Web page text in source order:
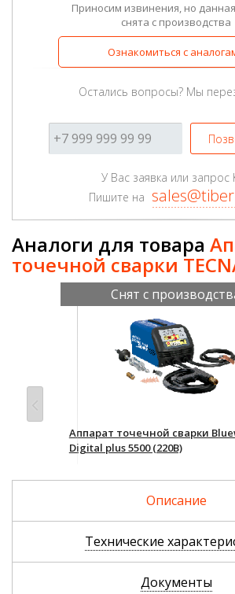
Приносим извинения, но
снята с производства
Ознакомиться с
Остались вопросы? Мы
У Вас заявка или запрос
Пишите на
Аналоги для товара
точечной сварки
Снят с
Аппарат точечной сварки
Digital plus 5500 (220В)
Уточнить цену и наличие
Описание
Технические
Документы